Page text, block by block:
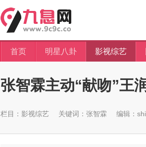
首页 明星八卦 影视综艺
张智霖主动“献吻”王
栏目： 影视综艺 关键词： 张智霖 编辑：